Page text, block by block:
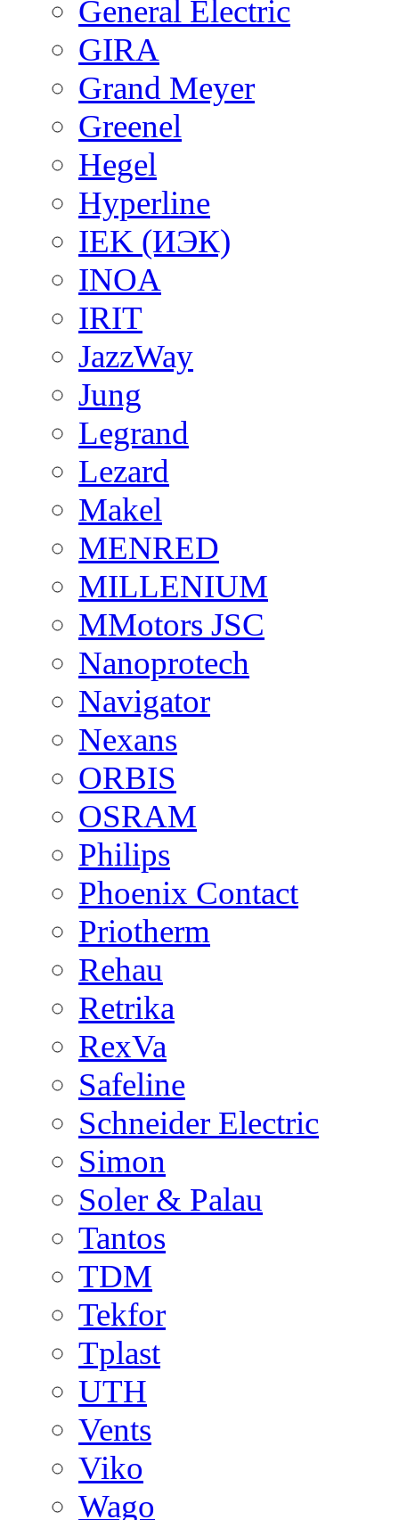
General Electric
GIRA
Grand Meyer
Greenel
Hegel
Hyperline
IEK (ИЭК)
INOA
IRIT
JazzWay
Jung
Legrand
Lezard
Makel
MENRED
MILLENIUM
MMotors JSC
Nanoprotech
Navigator
Nexans
ORBIS
OSRAM
Philips
Phoenix Contact
Priotherm
Rehau
Retrika
RexVa
Safeline
Schneider Electric
Simon
Soler & Palau
Tantos
TDM
Tekfor
Tplast
UTH
Vents
Viko
Wago